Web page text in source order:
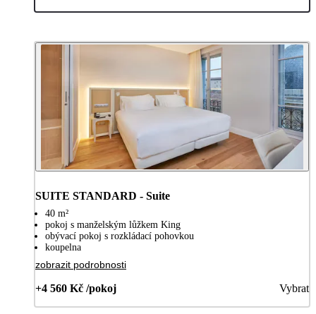
SUITE STANDARD - Suite
40 m²
pokoj s manželským lůžkem King
obývací pokoj s rozkládací pohovkou
koupelna
zobrazit podrobnosti
+4 560 Kč /pokoj Vybrat